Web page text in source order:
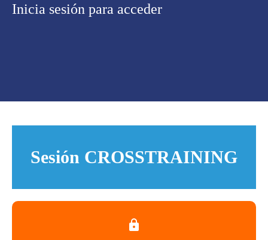
Inicia sesión para acceder
Sesión CROSSTRAINING